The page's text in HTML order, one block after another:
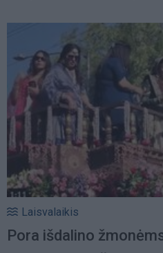
Laisvalaikis
Pora išdalino